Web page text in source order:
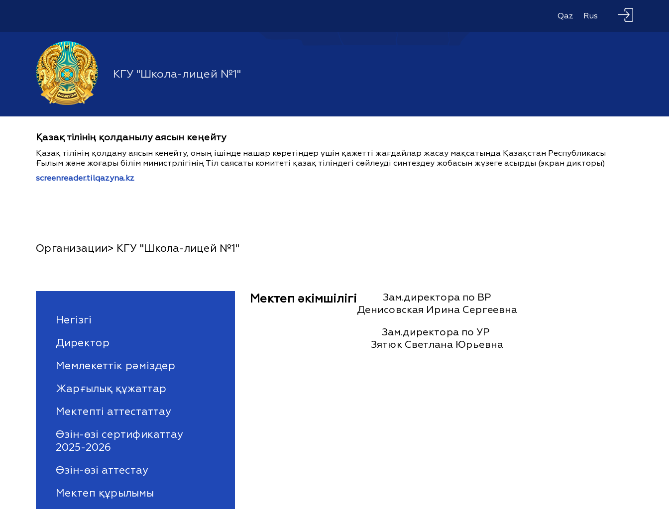
Qaz Rus
КГУ "Школа-лицей №1"
Қазақ тілінің қолданылу аясын кеңейту
Қазақ тілінің қолдану аясын кеңейту, оның ішінде нашар көретіндер үшін қажетті жағдайлар жасау мақсатында Қазақстан Республикасы
Ғылым және жоғары білім министрлігінің Тіл саясаты комитеті қазақ тіліндегі сөйлеуді синтездеу жобасын жүзеге асырды (экран дикторы)
screenreader.tilqazyna.kz
Организации> КГУ "Школа-лицей №1"
Негізгі
Директор
Мемлекеттік рәміздер
Жарғылық құжаттар
Мектепті аттестаттау
Өзін-өзі сертификаттау
2025-2026
Өзін-өзі аттестау
Мектеп құрылымы
Мектеп әкімшілігі
Зам.директора по ВР
Денисовская Ирина Сергеевна
Зам.директора по УР
Зятюк Светлана Юрьевна